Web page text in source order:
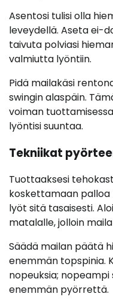
Asentosi tulisi olla
leveydellä. Aseta ei-
taivuta polviasi
valmiutta lyöntiin.
Pidä mailakäsi
swingin alaspäin.
voiman
lyöntisi suuntaa.
Tekniikat
Tuottaaksesi
koskettamaan palloa
lyöt sitä tasaisesti.
matalalle, jolloin
Säädä mailan päätä
enemmän topspinia.
nopeuksia;
enemmän pyörrettä.